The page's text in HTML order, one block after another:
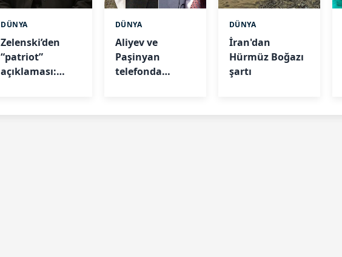
DÜNYA
Zelenski’den
“patriot”
açıklaması:
DÜNYA
Aliyev ve
Paşinyan
telefonda
DÜNYA
İran'dan
Hürmüz Boğazı
şartı